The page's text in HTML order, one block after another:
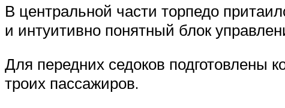
В центральной части торпедо
и интуитивно понятный блок
Для передних седоков подготовлены
троих пассажиров.